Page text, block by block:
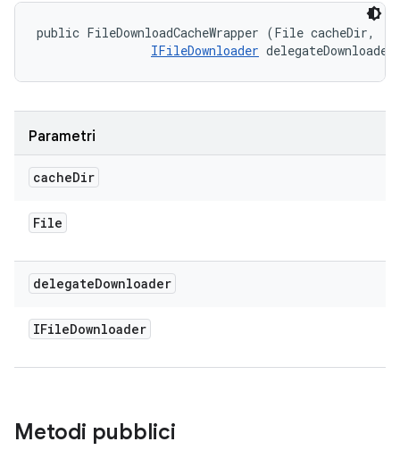
public FileDownloadCacheWrapper (File cacheDir,
IFileDownloader
Parametri
cacheDir
File
delegateDownloader
IFileDownloader
Metodi pubblici